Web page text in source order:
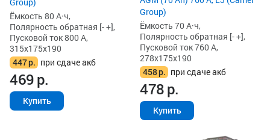
Group)
Ёмкость 80 А·ч,
Полярность обратная [- +],
Пусковой ток 800 А,
315x175x190
447р. при сдаче акб
469р.
Купить
Group)
Ёмкость 70 А·ч,
Полярность обратная [- +],
Пусковой ток 760 А,
278x175x190
458р. при сдаче акб
478р.
Купить